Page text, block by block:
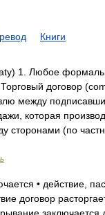
Книги
1. Любое
договор
между
которая
сторонами (по
• действие,
договор